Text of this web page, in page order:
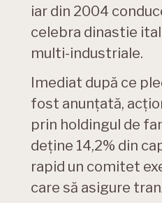
iar din 2004
celebra dinastie
multi-industriale.
Imediat după ce
fost anunțată,
prin holdingul de
deține 14,2% din
rapid un comitet
care să asigure